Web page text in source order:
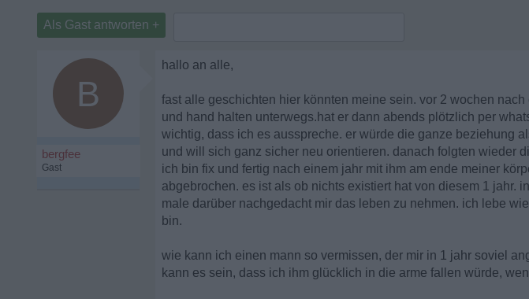
Als Gast antworten +
B
bergfee
Gast
hallo an alle,
fast alle geschichten hier könnten meine sein. vor 2 wochen
und hand halten unterwegs.hat er dann abends plötzlich per
wichtig, dass ich es ausspreche. er würde die ganze beziehung
und will sich ganz sicher neu orientieren. danach folgten wieder
ich bin fix und fertig nach einem jahr mit ihm am ende meiner
abgebrochen. es ist als ob nichts existiert hat von diesem 1 jahr.
male darüber nachgedacht mir das leben zu nehmen. ich lebe
bin.
wie kann ich einen mann so vermissen, der mir in 1 jahr soviel
kann es sein, dass ich ihm glücklich in die arme fallen würde,